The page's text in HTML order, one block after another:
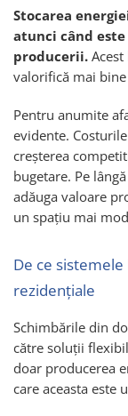
Stocarea
atunci când
producerii.
valorifică mai
Pentru anumite
evidente.
creșterea
bugetare. Pe
adăuga valoare
un spațiu mai
De ce
rezidențiale
Schimbările din
către soluții
doar producerea
care aceasta este